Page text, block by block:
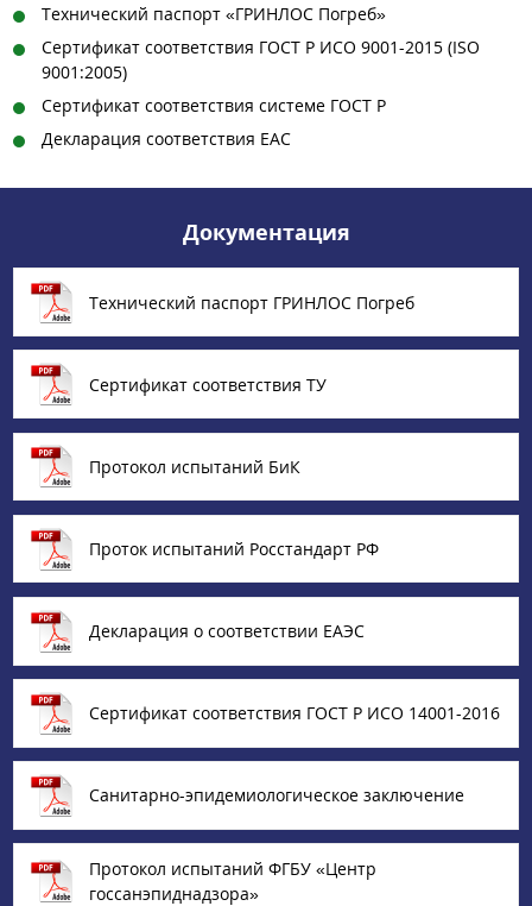
Технический паспорт «ГРИНЛОС Погреб»
Сертификат соответствия ГОСТ Р ИСО 9001-2015 (ISO
9001:2005)
Сертификат соответствия системе ГОСТ Р
Декларация соответствия ЕАС
Документация
Технический паспорт ГРИНЛОС Погреб
Сертификат соответствия ТУ
Протокол испытаний БиК
Проток испытаний Росстандарт РФ
Декларация о соответствии ЕАЭС
Сертификат соответствия ГОСТ Р ИСО 14001-2016
Санитарно-эпидемиологическое заключение
Протокол испытаний ФГБУ «‎Центр
госсанэпиднадзора»